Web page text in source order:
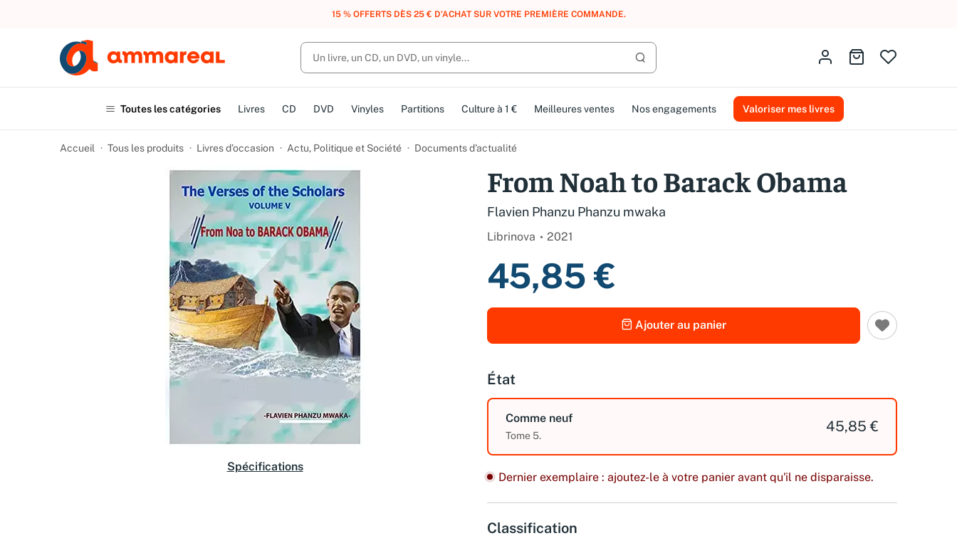
UN ACHAT, DES POINTS, DES RÉCOMPENSES :REJOIGNEZ GRATUITEMENT LE CLUB AMMAREAL.
Lancer la recherche
Identifiez-vousAller au panier
Toutes les catégories Livres CD DVD Vinyles Partitions Culture à 1 € Meilleures ventes Nos engagements Valoriser mes livres
Accueil Tous les produits Livres d’occasion Actu, Politique et Société Documents d'actualité
Spécifications
From Noah to Barack Obama
Flavien Phanzu Phanzu mwaka
Librinova 2021
45,85 €
Ajouter au panier
État
Comme neuf
Tome 5.
45,85 €
Dernier exemplaire : ajoutez-le à votre panier avant qu'il ne disparaisse.
Classification